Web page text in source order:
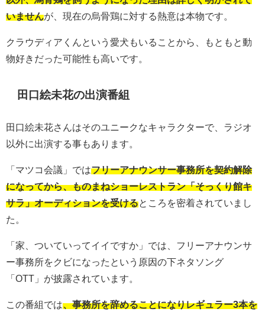
いませんが、現在の烏骨鶏に対する熱意は本物です。
クラウディアくんという愛犬もいることから、もともと動
物好きだった可能性も高いです。
田口絵未花の出演番組
田口絵未花さんはそのユニークなキャラクターで、ラジオ
以外に出演する事もあります。
「マツコ会議」ではフリーアナウンサー事務所を契約解除
になってから、ものまねショーレストラン「そっくり館キ
サラ」オーディションを受けるところを密着されていまし
た。
「家、ついていってイイですか」では、フリーアナウンサ
ー事務所をクビになったという原因の下ネタソング
「OTT」が披露されています。
この番組では、事務所を辞めることになりレギュラー3本を